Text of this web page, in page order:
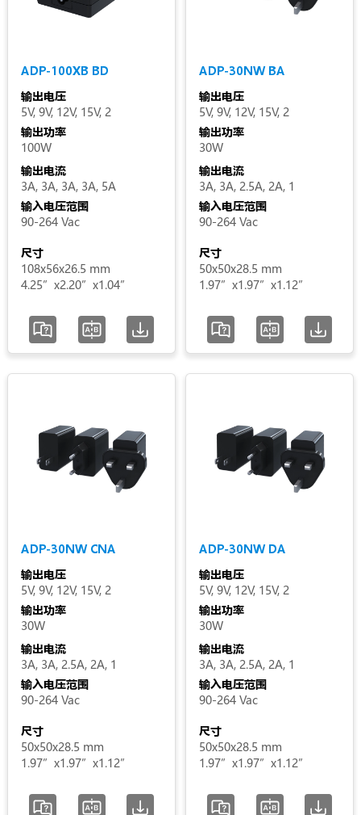
常
应
用
输
出
电
压
出
电
流
认
证
类
别
态
增加 / 移除选项
ADP-100XB BD
输出电压
5V, 9V, 12V, 15V, 2
输出功率
100W
输出电流
3A, 3A, 3A, 3A, 5A
输入电压范围
90-264 Vac
尺寸
108x56x26.5 mm
4.25”x2.20”x1.04”
ADP-30NW BA
输出电压
5V, 9V, 12V, 15V, 2
输出功率
30W
输出电流
3A, 3A, 2.5A, 2A, 1
输入电压范围
90-264 Vac
尺寸
50x50x28.5 mm
1.97”x1.97”x1.12”
ADP-30NW CNA
输出电压
5V, 9V, 12V, 15V, 2
输出功率
30W
输出电流
3A, 3A, 2.5A, 2A, 1
输入电压范围
90-264 Vac
尺寸
50x50x28.5 mm
1.97”x1.97”x1.12”
ADP-30NW DA
输出电压
5V, 9V, 12V, 15V, 2
输出功率
30W
输出电流
3A, 3A, 2.5A, 2A, 1
输入电压范围
90-264 Vac
尺寸
50x50x28.5 mm
1.97”x1.97”x1.12”